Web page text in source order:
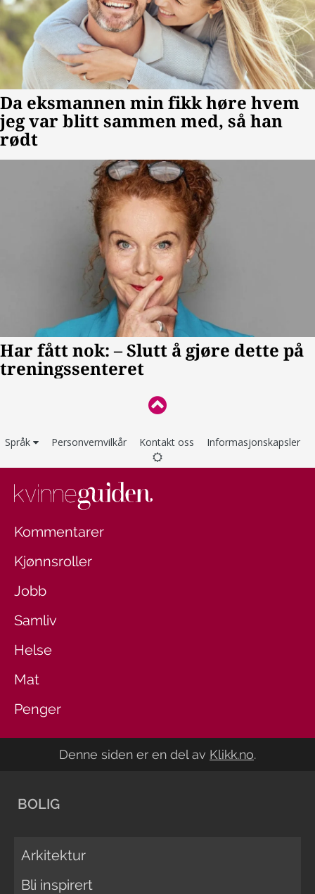
Språk Personvernvilkår Kontakt oss Informasjonskapsler
Kommentarer
Kjønnsroller
Jobb
Samliv
Helse
Mat
Penger
Denne siden er en del av Klikk.no.
BOLIG
Arkitektur
Bli inspirert